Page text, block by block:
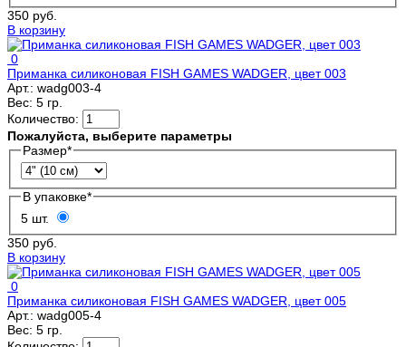
350 руб.
В корзину
0
Приманка силиконовая FISH GAMES WADGER, цвет 003
Арт.: wadg003-4
Вес: 5 гр.
Количество:
Пожалуйста, выберите параметры
Размер*
В упаковке*
5 шт.
350 руб.
В корзину
0
Приманка силиконовая FISH GAMES WADGER, цвет 005
Арт.: wadg005-4
Вес: 5 гр.